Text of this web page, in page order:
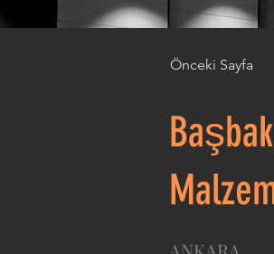
Önceki Sayfa